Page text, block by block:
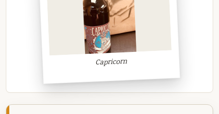
Capricorn